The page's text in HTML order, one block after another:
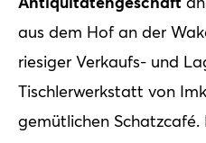
aus dem Hof an der
riesiger Verkaufs- und
Tischlerwerkstatt von
gemütlichen